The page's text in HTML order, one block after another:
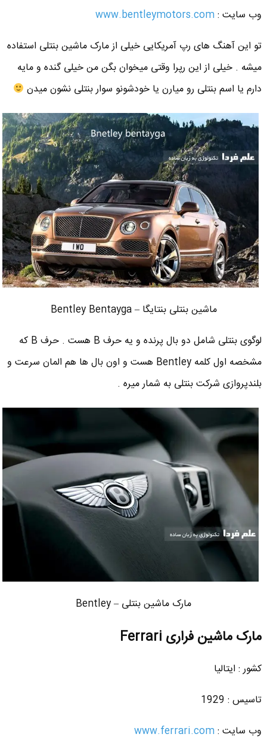
وب سایت :www.bentleymotors.com
تو این آهنگ های رپ آمریکایی خیلی از مارک ماشین بنتلی استفاده
میشه . خیلی از این رپرا وقتی میخوان بگن من خیلی گنده و مایه
دارم یا اسم بنتلی رو میارن یا خودشونو سوار بنتلی نشون میدن
ماشین بنتلی بنتایگا – Bentley Bentayga
لوگوی بنتلی شامل دو بال پرنده و یه حرف B هست . حرف B که
مشخصه اول کلمه Bentley هست و اون بال ها هم المان سرعت و
بلندپروازی شرکت بنتلی به شمار میره .
مارک ماشین بنتلی – Bentley
مارک ماشین فراری Ferrari
کشور : ایتالیا
تاسیس : 1929
وب سایت :www.ferrari.com